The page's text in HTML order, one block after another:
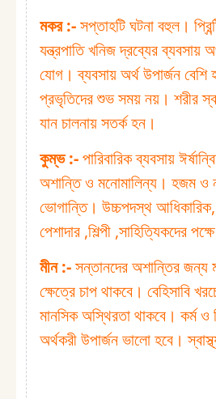
মকর :⁠-সপ্তাহটি ঘটনা বহুল।
যন্ত্রপাতি খনিজ দ্রব্যের ব্যবসায়
যোগ। ব্যবসায় অর্থ উপার্জন বেশি
প্রভৃতিদের শুভ সময় নয়। শরীর
যান চালনায় সতর্ক হন।
কুম্ভ :⁠-পারিবারিক ব্যবসায়
অশান্তি ও মনোমালিন্য। হজম ও
ভোগান্তি। উচ্চপদস্থ আধিকারিক,
পেশাদার ,শিল্পী ,সাহিত্যিকদের
মীন :⁠-সন্তানদের অশান্তির জন্য
ক্ষেত্রে চাপ থাকবে। বেহিসাবি
মানসিক অস্থিরতা থাকবে। কর্ম ও
অর্থকরী উপার্জন ভালো হবে।